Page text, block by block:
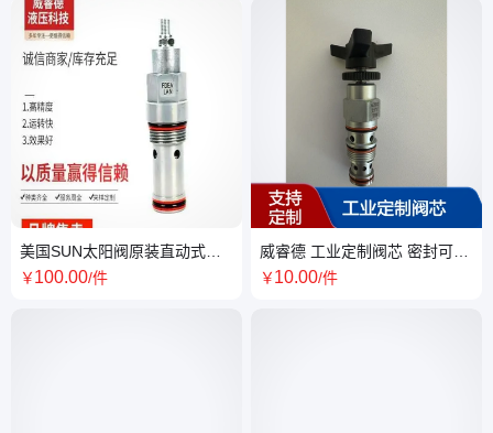
美国SUN太阳阀原装直动式压
力补偿流量阀芯单向阀液压系
￥100.00/件
威睿德 工业定制阀芯 密封可靠
工业设备改装专用
￥10.00/件